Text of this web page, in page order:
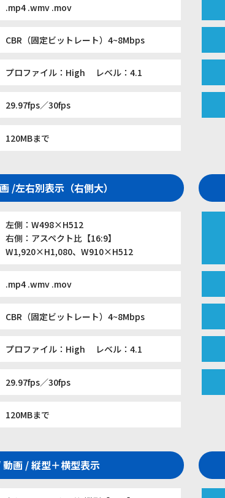
.mp4 .wmv .mov
CBR（固定ビットレート）4~8Mbps
プロファイル：High レベル：4.1
29.97fps／30fps
120MBまで
/左右別表示（右側大）
左側：W498×H512
右側：アスペクト比【16:9】
W1,920×H1,080、W910×H512
.mp4 .wmv .mov
CBR（固定ビットレート）4~8Mbps
プロファイル：High レベル：4.1
29.97fps／30fps
120MBまで
画 / 縦型＋横型表示